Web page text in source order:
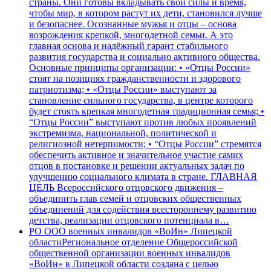
страны. Они готовы вкладывать свои силы и время,
чтобы мир, в котором растут их дети, становился лучше
и безопаснее. Осознанные мужья и отцы – основа
возрождения крепкой, многодетной семьи. А это
главная основа и надёжный гарант стабильного
развития государства и социально активного общества.
Основные принципы организации: • «Отцы России»
стоят на позициях гражданственности и здорового
патриотизма; • «Отцы России» выступают за
становление сильного государства, в центре которого
будет стоять крепкая многодетная традиционная семья; •
“Отцы России” выступают против любых проявлений
экстремизма, национальной, политической и
религиозной нетерпимости; • “Отцы России” стремятся
обеспечить активное и значительное участие самих
отцов в постановке и решении актуальных задач по
улучшению социального климата в стране. ГЛАВНАЯ
ЦЕЛЬ Всероссийского отцовского движения –
объединить глав семей и отцовских общественных
объединений для содействия всестороннему развитию
детства, реализации отцовского потенциала в…
РО ООО военных инвалидов «ВоИн» Липецкой
областиРегиональное отделение Общероссийской
общественной организации военных инвалидов
«ВоИн» в Липецкой области создана с целью